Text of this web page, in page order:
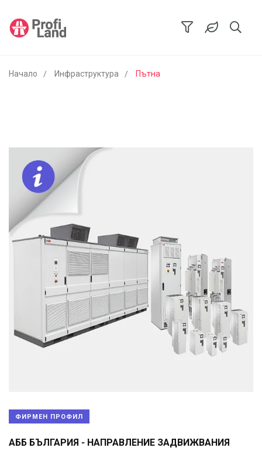
Начало Инфраструктура Пътна
ФИРМЕН ПРОФИЛ
АББ БЪЛГАРИЯ - НАПРАВЛЕНИЕ ЗАДВИЖВАНИЯ